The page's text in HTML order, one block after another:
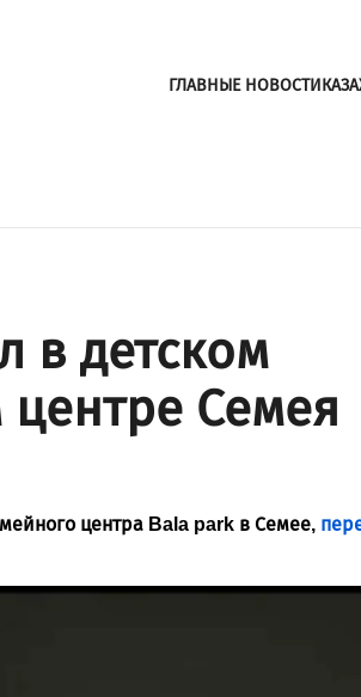
ГЛАВНЫЕ НОВОСТИ
в детском
Семея
центра Bala park в Семее,